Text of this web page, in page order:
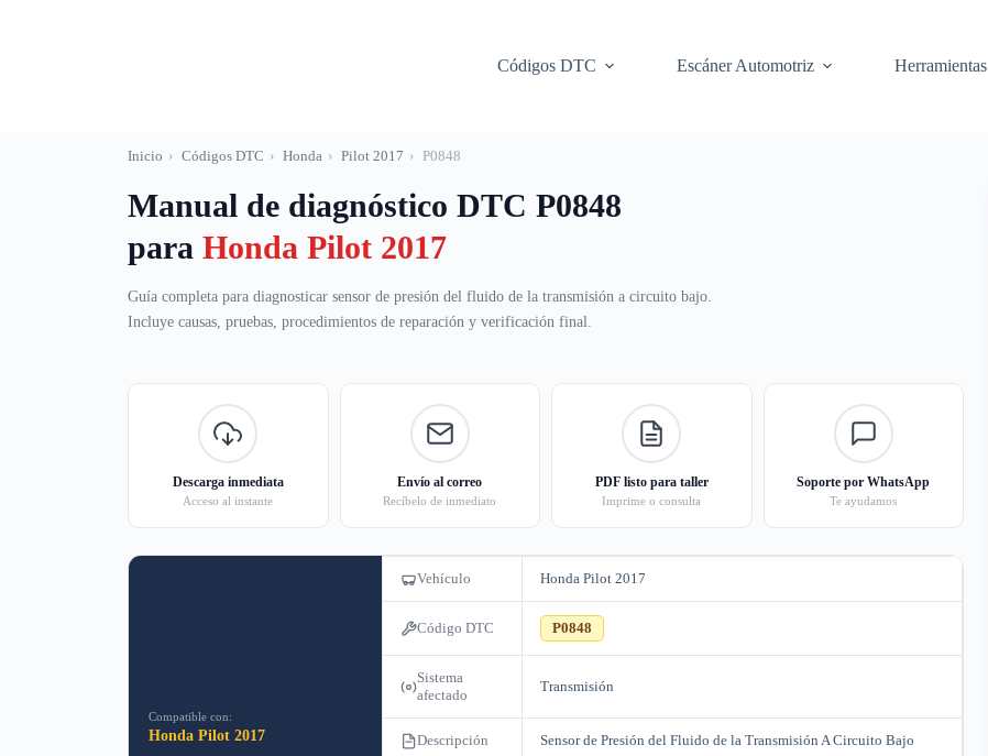
Códigos DTC
Escáner Automotriz Herramientas
Inicio › Códigos DTC › Honda › Pilot 2017 › P0848
Manual de diagnóstico DTC P0848
para Honda Pilot 2017
Guía completa para diagnosticar sensor de presión del fluido de la transmisión a circuito bajo.
Incluye causas, pruebas, procedimientos de reparación y verificación final.
Descarga inmediata
Acceso al instante
Envío al correo
Recíbelo de inmediato
PDF listo para taller
Imprime o consulta
Soporte por WhatsApp
Te ayudamos
Compatible con:
Honda Pilot 2017
Vehículo Honda Pilot 2017
Código DTC P0848
Sistema
afectado
Transmisión
Descripción Sensor de Presión del Fluido de la Transmisión A Circuito Bajo